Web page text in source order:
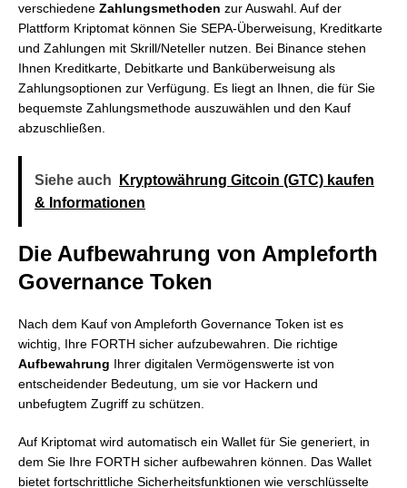
verschiedene Zahlungsmethoden zur Auswahl. Auf der
Plattform Kriptomat können Sie SEPA-Überweisung, Kreditkarte
und Zahlungen mit Skrill/Neteller nutzen. Bei Binance stehen
Ihnen Kreditkarte, Debitkarte und Banküberweisung als
Zahlungsoptionen zur Verfügung. Es liegt an Ihnen, die für Sie
bequemste Zahlungsmethode auszuwählen und den Kauf
abzuschließen.
Siehe auch
Kryptowährung Gitcoin (GTC) kaufen
& Informationen
Die Aufbewahrung von Ampleforth
Governance Token
Nach dem Kauf von Ampleforth Governance Token ist es
wichtig, Ihre FORTH sicher aufzubewahren. Die richtige
Aufbewahrung Ihrer digitalen Vermögenswerte ist von
entscheidender Bedeutung, um sie vor Hackern und
unbefugtem Zugriff zu schützen.
Auf Kriptomat wird automatisch ein Wallet für Sie generiert, in
dem Sie Ihre FORTH sicher aufbewahren können. Das Wallet
bietet fortschrittliche Sicherheitsfunktionen wie verschlüsselte